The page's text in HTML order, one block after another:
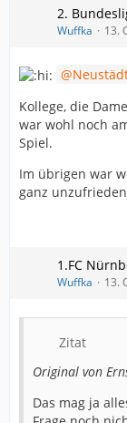
Geld bei den
01.02.2010
Schnell hat
parat:
„ Gerissen,
dass die
zu
wurde ein,
Warum hat
2.
Wuffka 13.
Kollege, die
war wohl noch
Spiel.
Im übrigen war
ganz
1.FC
Wuffka 13.
Zitat
Original von
Das mag ja